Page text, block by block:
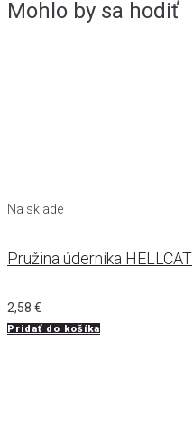
Mohlo by sa hodiť
Na sklade
Pružina úderníka HELLCAT
2,58 €
Pridať do košíka